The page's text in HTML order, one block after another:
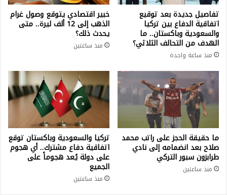
تفاصيل جديدة بعد توقيع
اتفاقية الدفاع بين تركيا
والسعودية وباكستان.. ما
الهدف من التحالف الثلاثي؟
منذ ساعة واحدة
خبير اقتصادي يتوقع وصول غرام
الذهب إلى 12 ألف ليرة.. متى
يحدث ذلك؟
منذ ساعتين
ما حقيقة الحجز على راتب محمد
صلاح بعد انضمامه إلى نادي
طرابزون سبور التركي
منذ ساعتين
تركيا والسعودية وباكستان توقع
اتفاقية دفاع مشترك.. أي هجوم
على دولة يُعد هجوماً على
الجميع
منذ ساعتين